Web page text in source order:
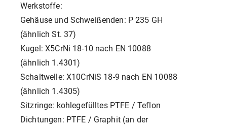
Werkstoffe:
Gehäuse und Schweißenden: P 235 GH
(ähnlich St. 37)
Kugel: X5CrNi 18-10 nach EN 10088
(ähnlich 1.4301)
Schaltwelle: X10CrNiS 18-9 nach EN 10088
(ähnlich 1.4305)
Sitzringe: kohlegefülltes PTFE / Teflon
Dichtungen: PTFE / Graphit (an der